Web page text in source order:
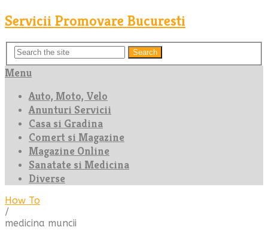
Servicii Promovare Bucuresti
Search
Menu
Auto, Moto, Velo
Anunturi Servicii
Casa si Gradina
Comert si Magazine
Magazine Online
Sanatate si Medicina
Diverse
How To
/
medicina muncii